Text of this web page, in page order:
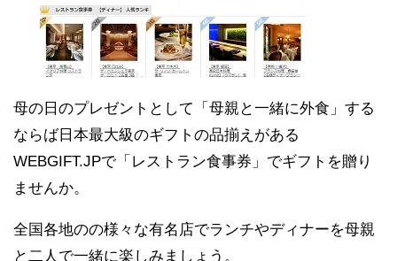
母の日のプレゼントとして「母親と一緒に外食」する
ならば日本最大級のギフトの品揃えがある
WEBGIFT.JPで「レストラン食事券」でギフトを贈り
ませんか。
全国各地のの様々な有名店でランチやディナーを母親
と二人で一緒に楽しみましょう。